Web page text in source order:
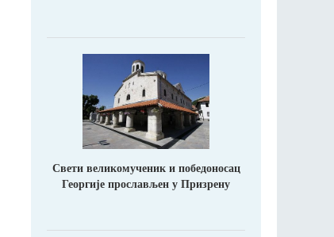
Свети великомученик и победоносац
Георгије прослављен у Призрену